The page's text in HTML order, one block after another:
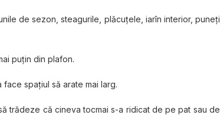
de sezon, steagurile, plăcuţele, iarîn interior, puneţi
puțin din plafon.
spaţiul să arate mai larg.
trădeze că cineva tocmai s-a ridicat de pe pat sau de